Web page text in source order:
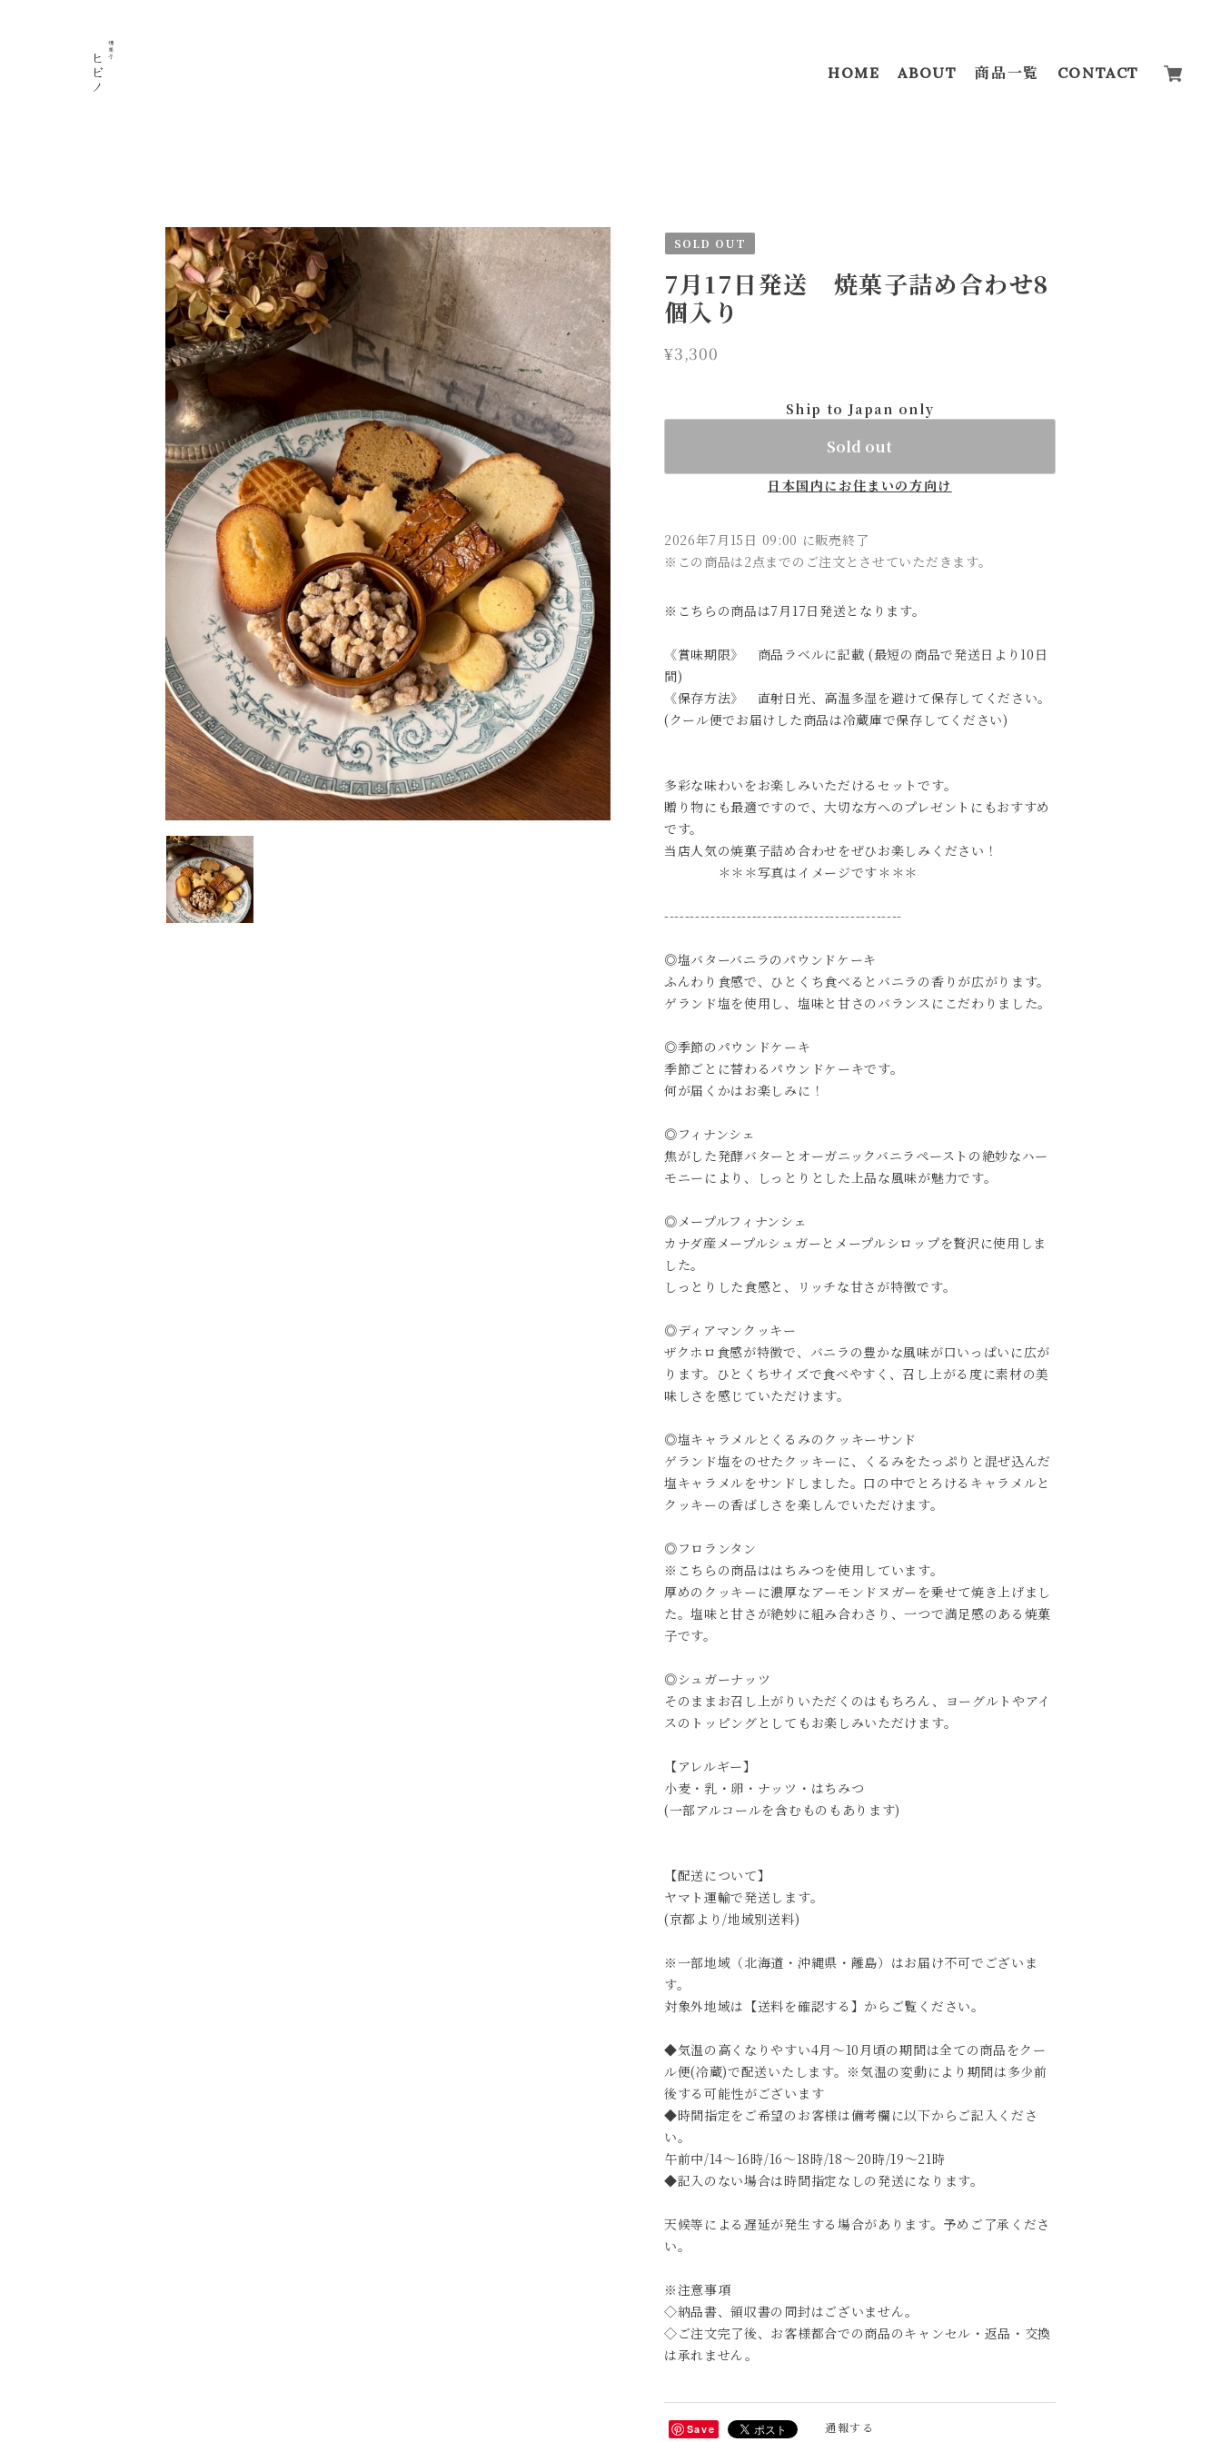
HOME ABOUT 商品一覧 CONTACT
SOLD OUT
7月17日発送 焼菓子詰め合わせ8
個入り
¥3,300
Ship to Japan only
Sold out
日本国内にお住まいの方向け
2026年7月15日 09:00 に販売終了
※この商品は2点までのご注文とさせていただきます。
※こちらの商品は7月17日発送となります。
《賞味期限》 商品ラベルに記載 (最短の商品で発送日より10日
間)
《保存方法》 直射日光、高温多湿を避けて保存してください。
(クール便でお届けした商品は冷蔵庫で保存してください)
多彩な味わいをお楽しみいただけるセットです。
贈り物にも最適ですので、大切な方へのプレゼントにもおすすめ
です。
当店人気の焼菓子詰め合わせをぜひお楽しみください！
＊＊＊写真はイメージです＊＊＊
----------------------------------------------
◎塩バターバニラのパウンドケーキ
ふんわり食感で、ひとくち食べるとバニラの香りが広がります。
ゲランド塩を使用し、塩味と甘さのバランスにこだわりました。
◎季節のパウンドケーキ
季節ごとに替わるパウンドケーキです。
何が届くかはお楽しみに！
◎フィナンシェ
焦がした発酵バターとオーガニックバニラペーストの絶妙なハー
モニーにより、しっとりとした上品な風味が魅力です。
◎メープルフィナンシェ
カナダ産メープルシュガーとメープルシロップを贅沢に使用しま
した。
しっとりした食感と、リッチな甘さが特徴です。
◎ディアマンクッキー
ザクホロ食感が特徴で、バニラの豊かな風味が口いっぱいに広が
ります。ひとくちサイズで食べやすく、召し上がる度に素材の美
味しさを感じていただけます。
◎塩キャラメルとくるみのクッキーサンド
ゲランド塩をのせたクッキーに、くるみをたっぷりと混ぜ込んだ
塩キャラメルをサンドしました。口の中でとろけるキャラメルと
クッキーの香ばしさを楽しんでいただけます。
◎フロランタン
※こちらの商品ははちみつを使用しています。
厚めのクッキーに濃厚なアーモンドヌガーを乗せて焼き上げまし
た。塩味と甘さが絶妙に組み合わさり、一つで満足感のある焼菓
子です。
◎シュガーナッツ
そのままお召し上がりいただくのはもちろん、ヨーグルトやアイ
スのトッピングとしてもお楽しみいただけます。
【アレルギー】
小麦・乳・卵・ナッツ・はちみつ
(一部アルコールを含むものもあります)
【配送について】
ヤマト運輸で発送します。
(京都より/地域別送料)
※一部地域（北海道・沖縄県・離島）はお届け不可でございま
す。
対象外地域は【送料を確認する】からご覧ください。
◆気温の高くなりやすい4月～10月頃の期間は全ての商品をクー
ル便(冷蔵)で配送いたします。※気温の変動により期間は多少前
後する可能性がございます
◆時間指定をご希望のお客様は備考欄に以下からご記入くださ
い。
午前中/14～16時/16～18時/18～20時/19～21時
◆記入のない場合は時間指定なしの発送になります。
天候等による遅延が発生する場合があります。予めご了承くださ
い。
※注意事項
◇納品書、領収書の同封はございません。
◇ご注文完了後、お客様都合での商品のキャンセル・返品・交換
は承れません。
Save 通報する